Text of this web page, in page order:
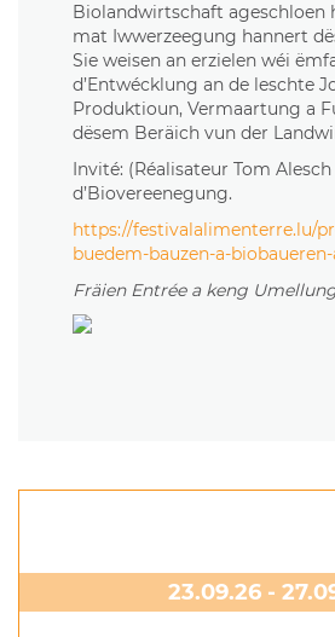
Biolandwirtschaft ageschloen
mat Iwwerzeegung hannert
Sie weisen an erzielen wéi
d’Entwécklung an de leschte
Produktioun, Vermaartung a
dësem Beräich vun der
Invité: (Réalisateur Tom Alesch
d’Biovereenegung.
https://festivalalimenterre.lu/
buedem-bauzen-a-
Fräien Entrée a keng
23.09.26 -